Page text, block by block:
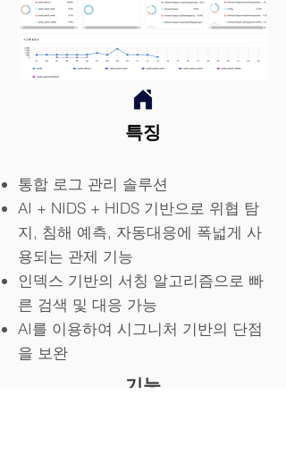
​특징
통합 로그 관리 솔루션
AI + NIDS + HIDS 기반으로 위협 탐
지, 침해 예측, 자동대응에 폭넓게 사
용되는 관제 기능
인덱스 기반의 서칭 알고리즘으로 빠
른 검색 및 대응 가능
AI를 이용하여 시그니처 기반의 단점
을 보완
기능